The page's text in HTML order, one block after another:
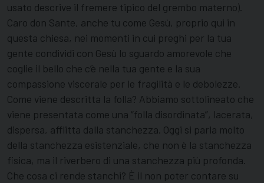
usato descrive il fremere tipico del grembo materno).
Caro don Sante, anche tu come Gesù, proprio qui in
questa chiesa, nei momenti in cui preghi per la tua
gente condividi con Gesù lo sguardo amorevole che
coglie il bello che c’è nella tua gente e la sua
compassione viscerale per le fragilità e le debolezze.
Come viene descritta la folla? Abbiamo sottolineato che
viene presentata come una “folla disordinata”, lacerata,
dispersa, afflitta dalla stanchezza. Oggi si parla molto
della stanchezza esistenziale, che non è la stanchezza
fisica, ma il riverbero di una stanchezza più profonda.
Che cosa ci rende stanchi? È il non poter contare su